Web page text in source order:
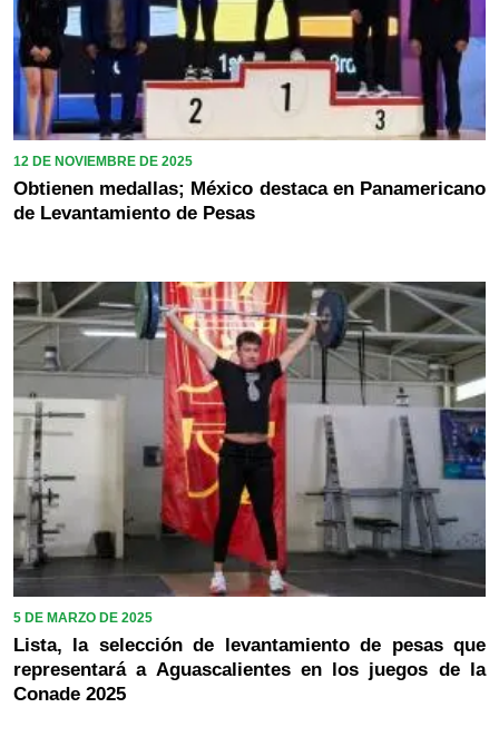
12 DE NOVIEMBRE DE 2025
Obtienen medallas; México destaca en Panamericano
de Levantamiento de Pesas
5 DE MARZO DE 2025
Lista, la selección de levantamiento de pesas que
representará a Aguascalientes en los juegos de la
Conade 2025